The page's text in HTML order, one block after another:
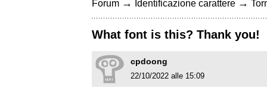
Forum → Identificazione carattere →
What font is this? Thank you!
cpdoong
22/10/2022 alle 15:09